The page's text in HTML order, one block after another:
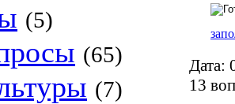
(5)
(65)
(7)
Дата:
13